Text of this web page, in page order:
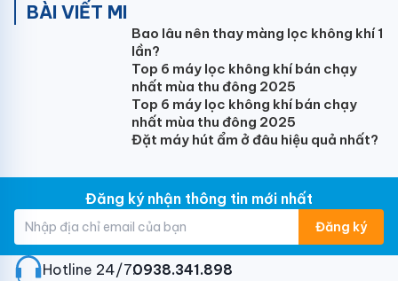
Vận hành êm ái
Điều hòa Daikin FTF25XAV1V vận hành êm ái mang
lại không gian yên tĩnh và phút giây nghỉ ngơi thực
sự. Năm tốc độ quạt tùy chọn giúp người dùng có
động êm, độ ồn có thể giảm đến 25 dB(A).
Chế độ ngủ ngon
Khi bật chế độ ngủ ngon, nhiệt độ sẽ tăng dần theo
các mô hình nhiệt độ ngủ thông thường giúp bạn có
BÀI VIẾT MI
Bao lâu nên thay màng lọc không khí 1
lần?
Top 6 máy lọc không khí bán chạy
nhất mùa thu đông 2025
Top 6 máy lọc không khí bán chạy
nhất mùa thu đông 2025
Đặt máy hút ẩm ở đâu hiệu quả nhất?
Đăng ký nhận thông tin mới nhất
Đăng ký
Hotline 24/7:0938.341.898